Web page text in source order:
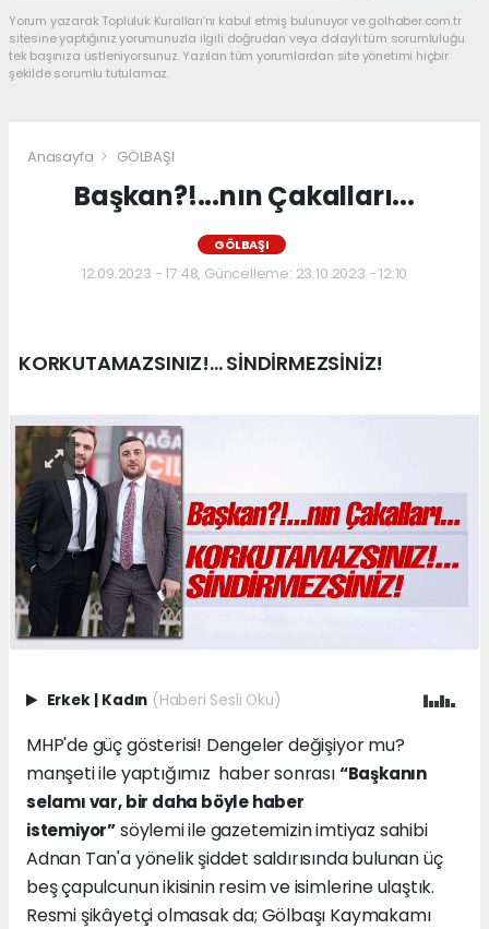
Yorum yazarak Topluluk Kuralları’nı kabul etmiş bulunuyor ve golhaber.com.tr
sitesine yaptığınız yorumunuzla ilgili doğrudan veya dolaylı tüm sorumluluğu
tek başınıza üstleniyorsunuz. Yazılan tüm yorumlardan site yönetimi hiçbir
şekilde sorumlu tutulamaz.
Anasayfa GÖLBAŞI
Başkan?!...nın Çakalları...
GÖLBAŞI
12.09.2023 - 17:48, Güncelleme: 23.10.2023 - 12:10
KORKUTAMAZSINIZ!... SİNDİRMEZSİNİZ!
Erkek | Kadın (Haberi Sesli Oku)
MHP'de güç gösterisi! Dengeler değişiyor mu?
manşeti ile yaptığımız haber sonrası“Başkanın
selamı var, bir daha böyle haber
istemiyor”söylemi ile gazetemizin imtiyaz sahibi
Adnan Tan'a yönelik şiddet saldırısında bulunan üç
beş çapulcunun ikisinin resim ve isimlerine ulaştık.
Resmi şikâyetçi olmasak da; Gölbaşı Kaymakamı